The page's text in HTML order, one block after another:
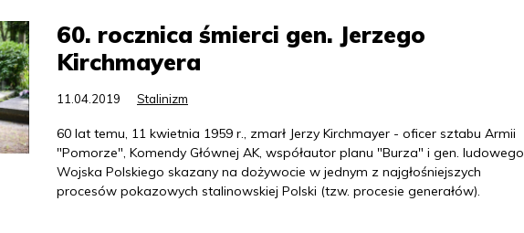
60. rocznica śmierci gen. Jerzego
Kirchmayera
11.04.2019 Stalinizm
60 lat temu, 11 kwietnia 1959 r., zmarł Jerzy Kirchmayer - oficer sztabu Armii
"Pomorze", Komendy Głównej AK, współautor planu "Burza" i gen. ludowego
Wojska Polskiego skazany na dożywocie w jednym z najgłośniejszych
procesów pokazowych stalinowskiej Polski (tzw. procesie generałów).